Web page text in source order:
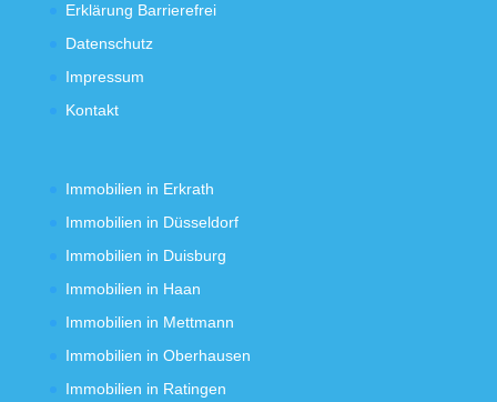
Erklärung Barrierefrei
Datenschutz
Impressum
Kontakt
Immobilien in Erkrath
Immobilien in Düsseldorf
Immobilien in Duisburg
Immobilien in Haan
Immobilien in Mettmann
Immobilien in Oberhausen
Immobilien in Ratingen